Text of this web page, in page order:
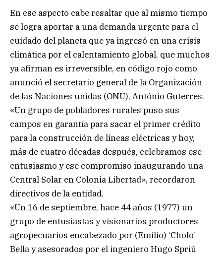
En ese aspecto cabe resaltar que al mismo tiempo
se logra aportar a una demanda urgente para el
cuidado del planeta que ya ingresó en una crisis
climática por el calentamiento global, que muchos
ya afirman es irreversible, en código rojo como
anunció el secretario general de la Organización
de las Naciones unidas (ONU), António Guterres.
«Un grupo de pobladores rurales puso sus
campos en garantía para sacar el primer crédito
para la construcción de líneas eléctricas y hoy,
más de cuatro décadas después, celebramos ese
entusiasmo y ese compromiso inaugurando una
Central Solar en Colonia Libertad», recordaron
directivos de la entidad.
«Un 16 de septiembre, hace 44 años (1977) un
grupo de entusiastas y visionarios productores
agropecuarios encabezado por (Emilio) ‘Cholo’
Bella y asesorados por el ingeniero Hugo Spriú